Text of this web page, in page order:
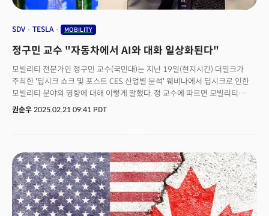
SDV TESLA MOBILITY
정구민 교수 "자동차에서 AI와 대화 일상화된다"
모빌리티 전문가인 정구민 교수(국민대)는 지난 19일(현지시간) 더밀크가
주최한 '딥시크 쇼크 및 포스트 CES 산업별 분석' 웨비나에서 딥시크로 인한
모빌리티 분야의 영향에 대해 이렇게 말했다. 정 교수에 따르면 모빌리티
분야에서도 생성AI가 굉장히 중요한 부분을 차지하고 있다. 개인화 및 맞춤형
가속화할 것이라는게 정 교수의 생각이다. 그는 "AI 기술의 확산과 함께,
피지컬 AI 도입에 따른 비용 증가가 큰 문제로 떠오르고 있다"며 "딥시크 같은
기술의 등장으로 이러한 비용 부담이 크게 완화될 가능성이 있다"고 설명했다.
실제 학교에서도 딥시크를 실제로 활용하는 사례가 늘고 있으며, 수업에서도
도입해 실험적으로 운영할 수 있을 정도로 접근성이 높아졌다. 정 교수는
"피지컬 AI로 전환될 때 비용 증가 문제를 해결하는 중요한 역할을 (딥시크가)
권순우 2025.02.21 09:41 PDT